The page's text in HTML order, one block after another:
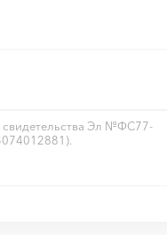
свидетельства Эл №ФС77-